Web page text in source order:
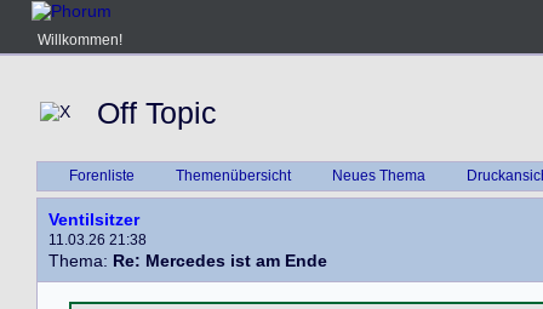
Willkommen!
Off Topic
Forenliste Themenübersicht Neues Thema
Ventilsitzer
11.03.26 21:38
Thema: Re: Mercedes ist am Ende